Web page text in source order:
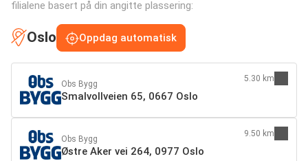
filialene basert på din angitte plassering:
Oslo Oppdag automatisk
Obs Bygg
Smalvollveien 65, 0667 Oslo
5.30 km
Obs Bygg
Østre Aker vei 264, 0977 Oslo
9.50 km